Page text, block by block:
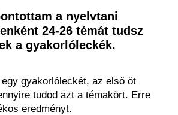
a nyelvtani
24-26 témát tudsz
a gyakorlóleckék.
gyakorlóleckét, az első öt
tudod azt a témakört. Erre
eredményt.